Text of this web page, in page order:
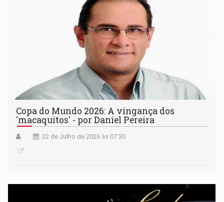
Copa do Mundo 2026: A vingança dos
'macaquitos' - por Daniel Pereira
22 de Julho de 2026 às 07:30